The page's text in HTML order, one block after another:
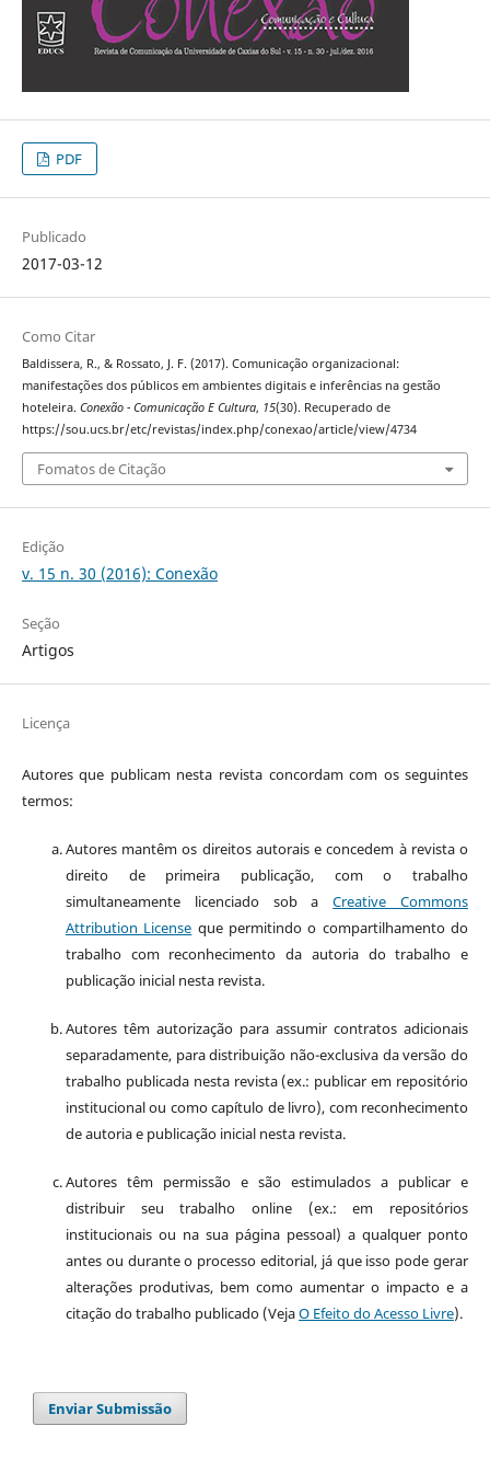
PDF
Publicado
2017-03-12
Como Citar
Baldissera, R., & Rossato, J. F. (2017). Comunicação organizacional:
manifestações dos públicos em ambientes digitais e inferências na gestão
hoteleira. Conexão - Comunicação E Cultura, 15(30). Recuperado de
https://sou.ucs.br/etc/revistas/index.php/conexao/article/view/4734
Fomatos de Citação
Edição
v. 15 n. 30 (2016): Conexão
Seção
Artigos
Licença
Autores que publicam nesta revista concordam com os seguintes
termos:
Autores mantêm os direitos autorais e concedem à revista o
direito de primeira publicação, com o trabalho
simultaneamente licenciado sob aCreative Commons
Attribution License que permitindo o compartilhamento do
trabalho com reconhecimento da autoria do trabalho e
publicação inicial nesta revista.
Autores têm autorização para assumir contratos adicionais
separadamente, para distribuição não-exclusiva da versão do
trabalho publicada nesta revista (ex.: publicar em repositório
institucional ou como capítulo de livro), com reconhecimento
de autoria e publicação inicial nesta revista.
Autores têm permissão e são estimulados a publicar e
distribuir seu trabalho online (ex.: em repositórios
institucionais ou na sua página pessoal) a qualquer ponto
antes ou durante o processo editorial, já que isso pode gerar
alterações produtivas, bem como aumentar o impacto e a
citação do trabalho publicado (VejaO Efeito do Acesso Livre).
Enviar Submissão